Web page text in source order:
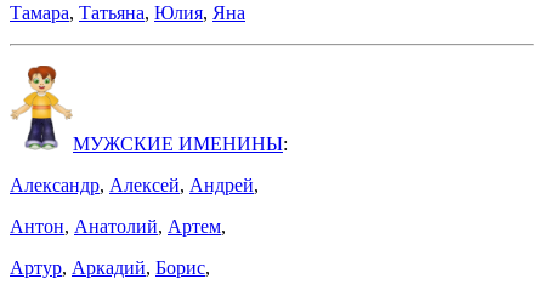
Тамара, Татьяна, Юлия, Яна
МУЖСКИЕ ИМЕНИНЫ:
Александр, Алексей, Андрей,
Антон, Анатолий, Артем,
Артур, Аркадий, Борис,